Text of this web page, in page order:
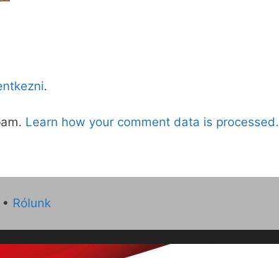
.
Learn how your comment data is processed.
• Rólunk